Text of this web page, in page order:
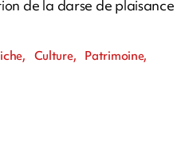
de la darse de plaisance
Culture, Patrimoine,